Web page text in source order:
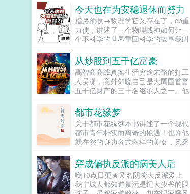
哐哐撞大墙。明昕原本兴趣缺缺，直
到他见到拥有八块腹肌优美人鱼线的
主角...
今天也在为安稳退休而努力
指路预收→物理学它又存在了，cp重
力使，讲述了一个物理战神如何让一
个不科学的世界重回科学的故事我叫
必死无疑，结果一睁眼来到了一个新
世界。 这个世界社会安宁生...
从炒股到五千亿富豪
高智商商战真实生活穷途末路的打工
人吴潇，意外知晓自己是大周国首富
五千亿财产的三十名继承人之一。他
造更多的财富，击败其他竞争者。...
都市花缘梦
关于都市花缘梦本书讲述了一个现代
都市青年朴实而离奇的艳遇！也许他
就在您的身边各式各样的美女，风采
您发生激烈的碰撞！当您看此书时，
您会发现您就是这本书中的主人公！
该书最大的特点就是情感真实细腻贴
近人心，能够激发起您内心深处的强
穿成偏执反派的病美人后
晚10点日更★又名阴鸷大反派爱上
我宁城人都知道景沅是纪大少爷的眼